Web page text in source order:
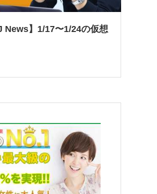
News】1/17〜1/24の仮想